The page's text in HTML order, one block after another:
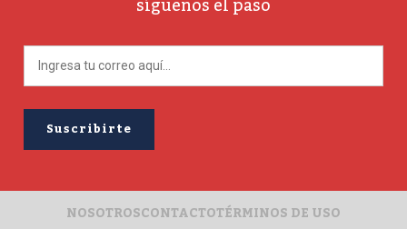
NOSOTROSCONTACTOTÉRMINOS DE USO